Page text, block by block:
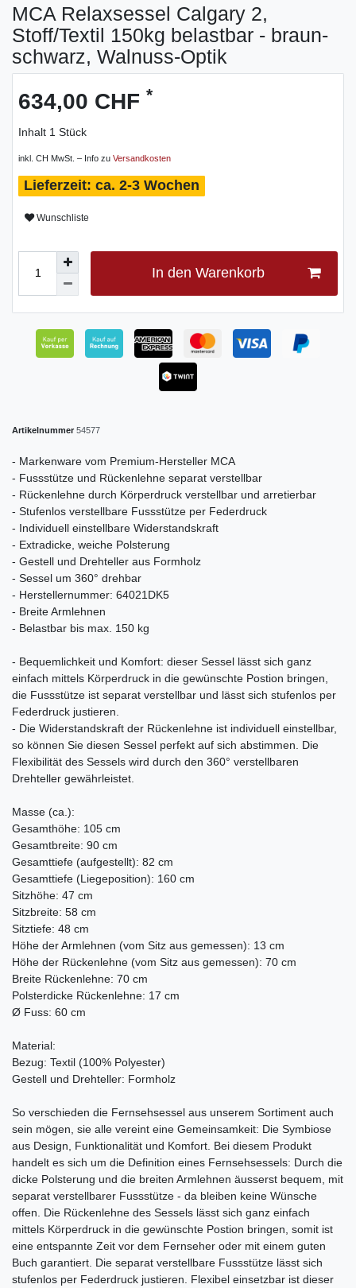
MCA Relaxsessel Calgary 2,
Stoff/Textil 150kg belastbar - braun-
schwarz, Walnuss-Optik
634,00 CHF *
Inhalt 1 Stück
inkl. CH MwSt. – Info zu Versandkosten
ca. 2-3 Wochen
Wunschliste
In den Warenkorb
Artikelnummer 54577
- Markenware vom Premium-Hersteller MCA
- Fussstütze und Rückenlehne separat verstellbar
- Rückenlehne durch Körperdruck verstellbar und arretierbar
- Stufenlos verstellbare Fussstütze per Federdruck
- Individuell einstellbare Widerstandskraft
- Extradicke, weiche Polsterung
- Gestell und Drehteller aus Formholz
- Sessel um 360° drehbar
- Herstellernummer: 64021DK5
- Breite Armlehnen
- Belastbar bis max. 150 kg
- Bequemlichkeit und Komfort: dieser Sessel lässt sich ganz
einfach mittels Körperdruck in die gewünschte Postion bringen,
die Fussstütze ist separat verstellbar und lässt sich stufenlos per
Federdruck justieren.
- Die Widerstandskraft der Rückenlehne ist individuell einstellbar,
so können Sie diesen Sessel perfekt auf sich abstimmen. Die
Flexibilität des Sessels wird durch den 360° verstellbaren
Drehteller gewährleistet.
Masse (ca.):
Gesamthöhe: 105 cm
Gesamtbreite: 90 cm
Gesamttiefe (aufgestellt): 82 cm
Gesamttiefe (Liegeposition): 160 cm
Sitzhöhe: 47 cm
Sitzbreite: 58 cm
Sitztiefe: 48 cm
Höhe der Armlehnen (vom Sitz aus gemessen): 13 cm
Höhe der Rückenlehne (vom Sitz aus gemessen): 70 cm
Breite Rückenlehne: 70 cm
Polsterdicke Rückenlehne: 17 cm
Ø Fuss: 60 cm
Material:
Bezug: Textil (100% Polyester)
Gestell und Drehteller: Formholz
So verschieden die Fernsehsessel aus unserem Sortiment auch
sein mögen, sie alle vereint eine Gemeinsamkeit: Die Symbiose
aus Design, Funktionalität und Komfort. Bei diesem Produkt
handelt es sich um die Definition eines Fernsehsessels: Durch die
dicke Polsterung und die breiten Armlehnen äusserst bequem, mit
separat verstellbarer Fussstütze - da bleiben keine Wünsche
offen. Die Rückenlehne des Sessels lässt sich ganz einfach
mittels Körperdruck in die gewünschte Postion bringen, somit ist
eine entspannte Zeit vor dem Fernseher oder mit einem guten
Buch garantiert. Die separat verstellbare Fussstütze lässt sich
stufenlos per Federdruck justieren. Flexibel einsetzbar ist dieser